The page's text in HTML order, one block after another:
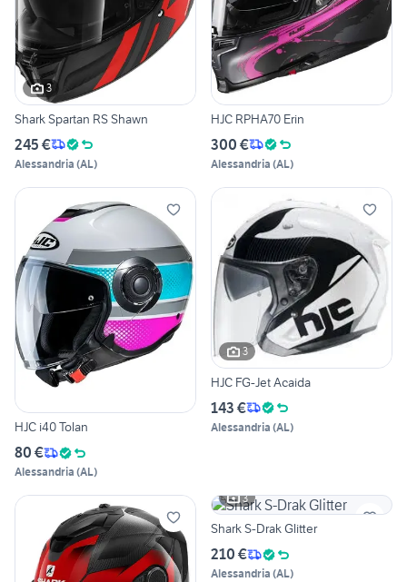
3
Shark Spartan RS Shawn
245 €
Alessandria (AL)
HJC RPHA70 Erin
300 €
Alessandria (AL)
HJC i40 Tolan
80 €
Alessandria (AL)
3
HJC FG-Jet Acaida
143 €
Alessandria (AL)
3
Shark S-Drak Glitter
210 €
Alessandria (AL)